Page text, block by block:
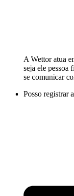
A Wettor atua
seja ele pessoa
se comunicar
Posso registrar